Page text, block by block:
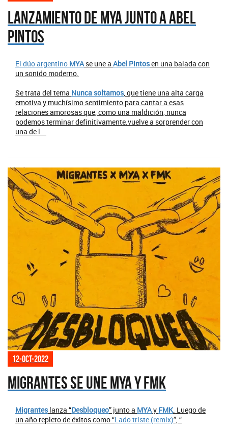
Lanzamiento de MyA junto a Abel
Pintos
El dúo argentino MYAse une a Abel Pintosen una balada con
un sonido moderno.
Se trata del tema Nunca soltamos, que tiene una alta carga
emotiva y muchísimo sentimiento para cantar a esas
relaciones amorosas que, como una maldición, nunca
podemos terminar definitivamente.vuelve a sorprender con
una de l...
12-oct-2022
Migrantes se une MYA y FMK
Migranteslanza “Desbloqueo” junto a MYAy FMK. Luego de
un año repleto de éxitos como “Lado triste (remix)”, “